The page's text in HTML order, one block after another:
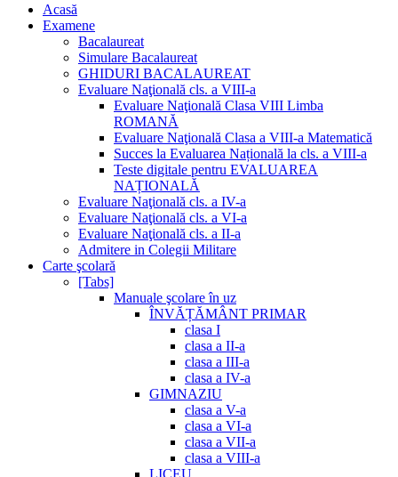
Acasă
Examene
Bacalaureat
Simulare Bacalaureat
GHIDURI BACALAUREAT
Evaluare Naţională cls. a VIII-a
Evaluare Naţională Clasa VIII Limba
ROMANĂ
Evaluare Naţională Clasa a VIII-a Matematică
Succes la Evaluarea Națională la cls. a VIII-a
Teste digitale pentru EVALUAREA
NAȚIONALĂ
Evaluare Naţională cls. a IV-a
Evaluare Naţională cls. a VI-a
Evaluare Naţională cls. a II-a
Admitere in Colegii Militare
Carte şcolară
[Tabs]
Manuale şcolare în uz
ÎNVĂȚĂMÂNT PRIMAR
clasa I
clasa a II-a
clasa a III-a
clasa a IV-a
GIMNAZIU
clasa a V-a
clasa a VI-a
clasa a VII-a
clasa a VIII-a
LICEU